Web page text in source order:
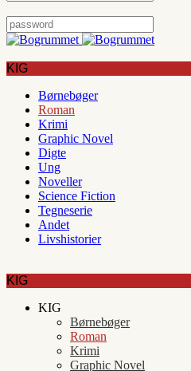
KIG
Børnebøger
Roman
Krimi
Graphic Novel
Digte
Ung
Noveller
Science Fiction
Tegneserie
Andet
Livshistorier
KIG
KIG
Børnebøger
Roman
Krimi
Graphic Novel